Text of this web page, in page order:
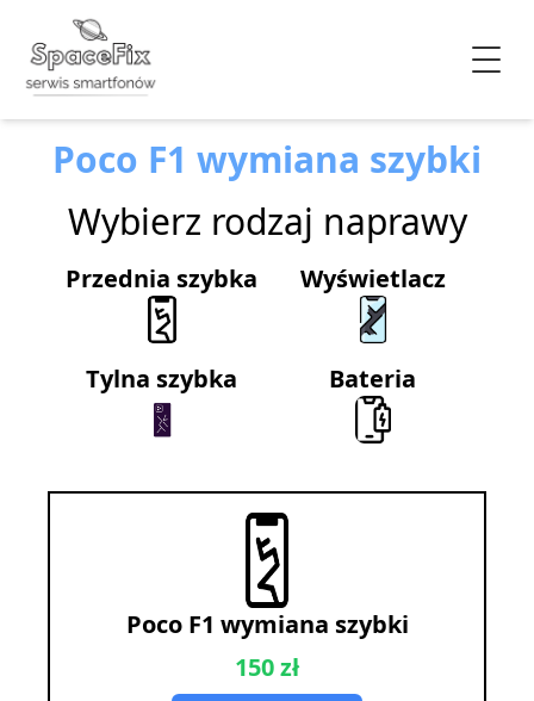
Poco F1 wymiana szybki
Wybierz rodzaj naprawy
Przednia szybka Wyświetlacz
Tylna szybka Bateria
Poco F1 wymiana szybki
150 zł